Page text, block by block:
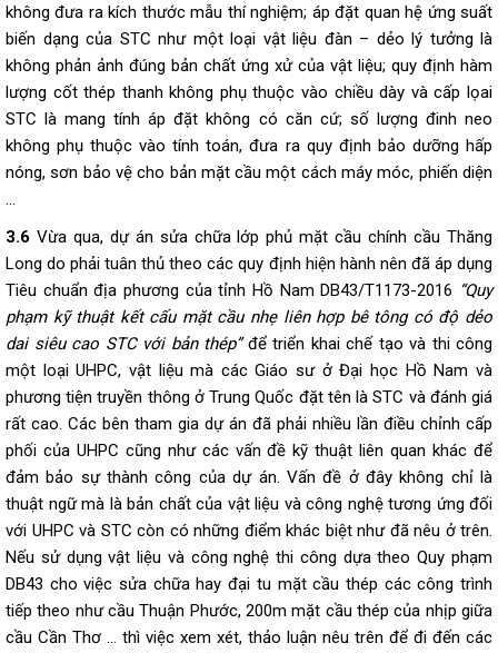
không đưa ra kích thước mẫu thí nghiệm; áp đặt quan hệ ứng suất
biến dạng của STC như một loại vật liệu đàn – dẻo lý tưởng là
không phản ảnh đúng bản chất ứng xử của vật liệu; quy định hàm
lượng cốt thép thanh không phụ thuộc vào chiều dày và cấp lọai
STC là mang tính áp đặt không có căn cứ; số lượng đinh neo
không phụ thuộc vào tính toán, đưa ra quy định bảo dưỡng hấp
nóng, sơn bảo vệ cho bản mặt cầu một cách máy móc, phiến diện
…
3.6 Vừa qua, dự án sửa chữa lớp phủ mặt cầu chính cầu Thăng
Long do phải tuân thủ theo các quy định hiện hành nên đã áp dụng
Tiêu chuẩn địa phương của tỉnh Hồ Nam DB43/T1173-2016 “Quy
phạm kỹ thuật kết cấu mặt cầu nhẹ liên hợp bê tông có độ dẻo
dai siêu cao STC với bản thép”để triển khai chế tạo và thi công
một loại UHPC, vật liệu mà các Giáo sư ở Đại học Hồ Nam và
phương tiện truyền thông ở Trung Quốc đặt tên là STC và đánh giá
rất cao. Các bên tham gia dự án đã phải nhiều lần điều chỉnh cấp
phối của UHPC cũng như các vấn đề kỹ thuật liên quan khác để
đảm bảo sự thành công của dự án. Vấn đề ở đây không chỉ là
thuật ngữ mà là bản chất của vật liệu và công nghệ tương ứng đối
với UHPC và STC còn có những điểm khác biệt như đã nêu ở trên.
Nếu sử dụng vật liệu và công nghệ thi công dựa theo Quy phạm
DB43 cho việc sửa chữa hay đại tu mặt cầu thép các công trình
tiếp theo như cầu Thuận Phước, 200m mặt cầu thép của nhịp giữa
cầu Cần Thơ … thì việc xem xét, thảo luận nêu trên để đi đến các